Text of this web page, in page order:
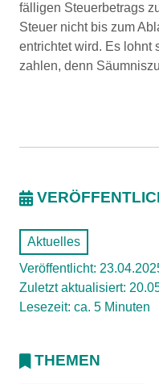
fälligen Steuerbetrags
Steuer nicht bis zum
entrichtet wird. Es lohnt
zahlen, denn
Aktuelles
Veröffentlicht:
Zuletzt aktualisiert:
Lesezeit: ca. 5 Minuten
THEMEN